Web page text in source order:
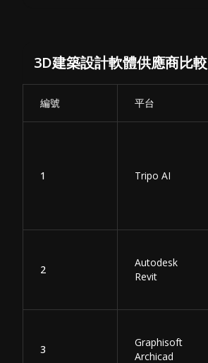
3D建築設計軟體供應商比較
編號 平台
1 Tripo AI
2
Autodesk
Revit
3
Graphisoft
Archicad